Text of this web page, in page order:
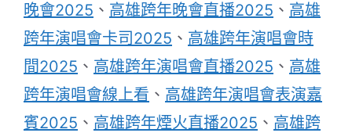
晚會2025 、 高雄跨年晚會直播2025 、 高雄
跨年演唱會卡司2025 、 高雄跨年演唱會時
間2025 、 高雄跨年演唱會直播2025 、 高雄
跨年演唱會線上看 、 高雄跨年演唱會表演嘉
賓2025 、 高雄跨年煙火直播2025 、 高雄跨